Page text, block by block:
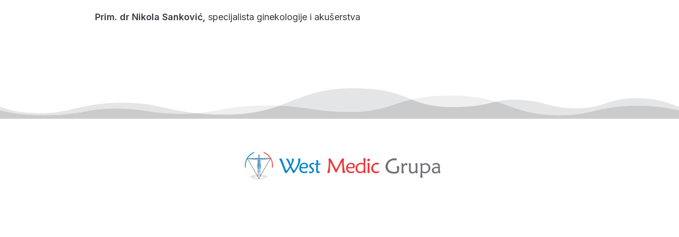
Prim. dr Nikola Sanković,specijalista ginekologije i akušerstva